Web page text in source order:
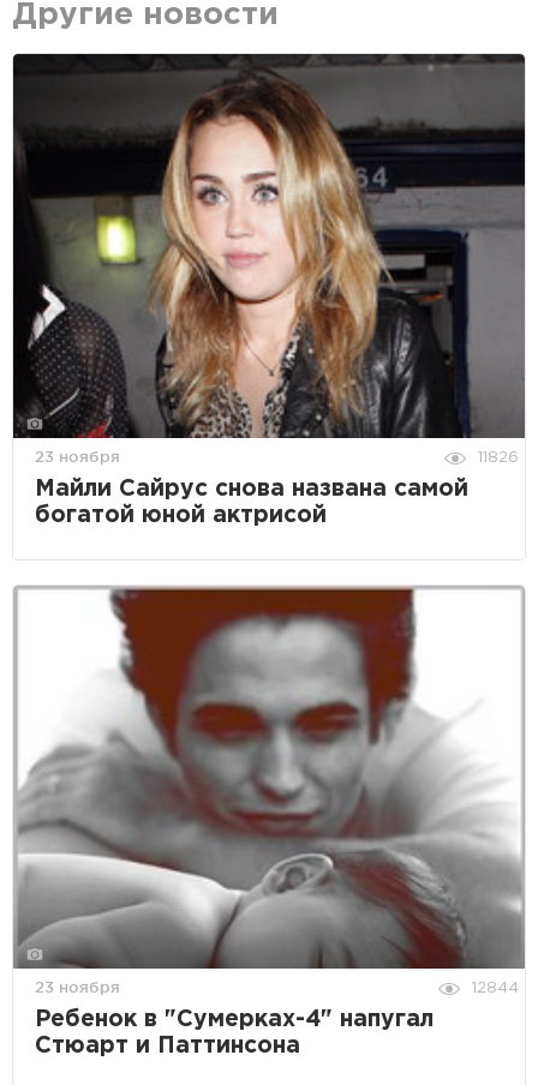
Другие новости
23 ноября 11826
Майли Сайрус снова названа самой
богатой юной актрисой
23 ноября 12844
Ребенок в "Сумерках-4" напугал
Стюарт и Паттинсона